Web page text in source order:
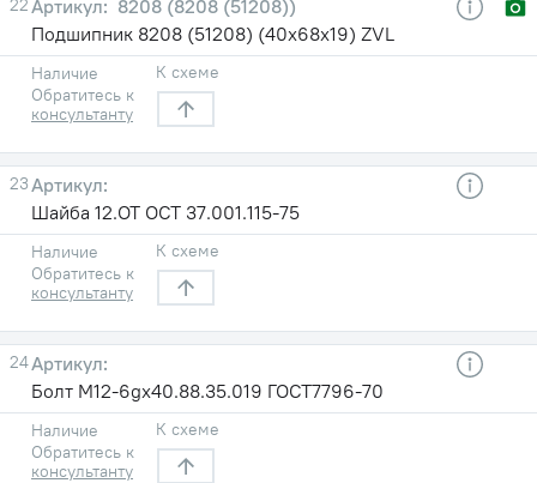
22
8208 (8208 (51208))
Подшипник 8208 (51208) (40х68х19) ZVL
Наличие
Обратитесь к
консультанту
К схеме
23
Шайба 12.ОТ ОСТ 37.001.115-75
Наличие
Обратитесь к
консультанту
К схеме
24
Болт М12-6gх40.88.35.019 ГОСТ7796-70
Наличие
Обратитесь к
консультанту
К схеме